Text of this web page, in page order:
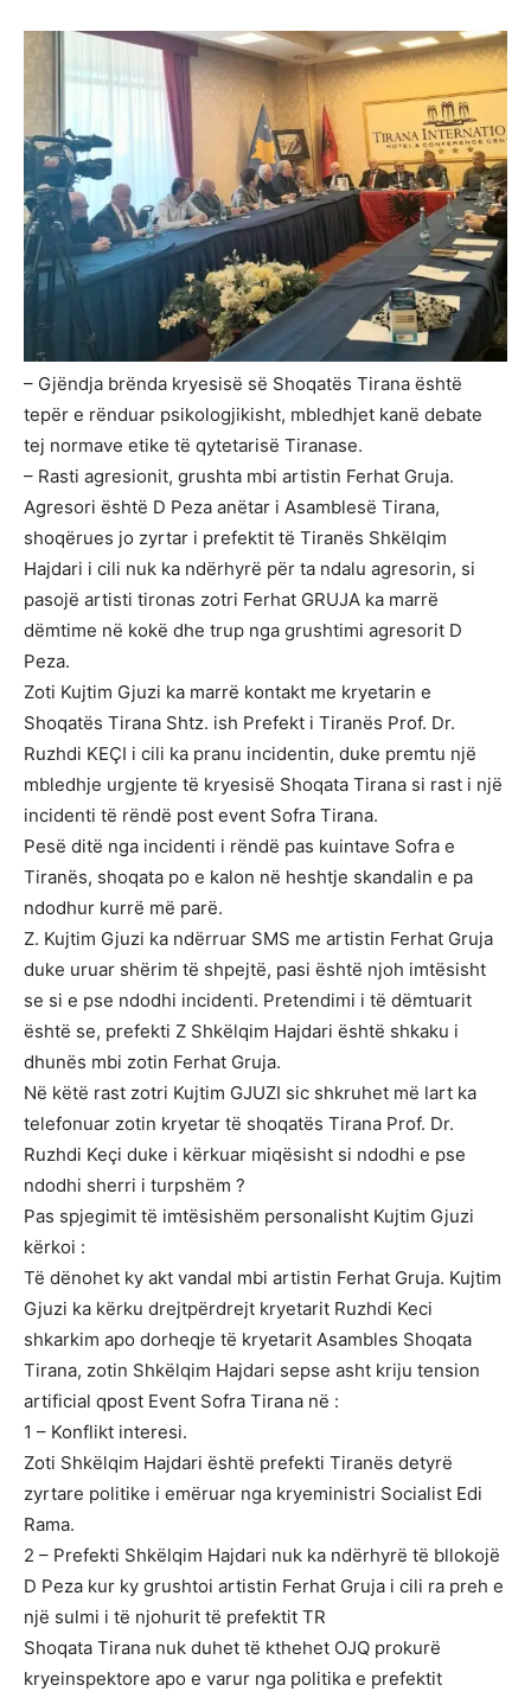
– Gjëndja brënda kryesisë së Shoqatës Tirana është
tepër e rënduar psikologjikisht, mbledhjet kanë debate
tej normave etike të qytetarisë Tiranase.
– Rasti agresionit, grushta mbi artistin Ferhat Gruja.
Agresori është D Peza anëtar i Asamblesë Tirana,
shoqërues jo zyrtar i prefektit të Tiranës Shkëlqim
Hajdari i cili nuk ka ndërhyrë për ta ndalu agresorin, si
pasojë artisti tironas zotri Ferhat GRUJA ka marrë
dëmtime në kokë dhe trup nga grushtimi agresorit D
Peza.
Zoti Kujtim Gjuzi ka marrë kontakt me kryetarin e
Shoqatës Tirana Shtz. ish Prefekt i Tiranës Prof. Dr.
Ruzhdi KEÇI i cili ka pranu incidentin, duke premtu një
mbledhje urgjente të kryesisë Shoqata Tirana si rast i një
incidenti të rëndë post event Sofra Tirana.
Pesë ditë nga incidenti i rëndë pas kuintave Sofra e
Tiranës, shoqata po e kalon në heshtje skandalin e pa
ndodhur kurrë më parë.
Z. Kujtim Gjuzi ka ndërruar SMS me artistin Ferhat Gruja
duke uruar shërim të shpejtë, pasi është njoh imtësisht
se si e pse ndodhi incidenti. Pretendimi i të dëmtuarit
është se, prefekti Z Shkëlqim Hajdari është shkaku i
dhunës mbi zotin Ferhat Gruja.
Në këtë rast zotri Kujtim GJUZI sic shkruhet më lart ka
telefonuar zotin kryetar të shoqatës Tirana Prof. Dr.
Ruzhdi Keçi duke i kërkuar miqësisht si ndodhi e pse
ndodhi sherri i turpshëm ?
Pas spjegimit të imtësishëm personalisht Kujtim Gjuzi
kërkoi :
Të dënohet ky akt vandal mbi artistin Ferhat Gruja. Kujtim
Gjuzi ka kërku drejtpërdrejt kryetarit Ruzhdi Keci
shkarkim apo dorheqje të kryetarit Asambles Shoqata
Tirana, zotin Shkëlqim Hajdari sepse asht kriju tension
artificial qpost Event Sofra Tirana në :
1 – Konflikt interesi.
Zoti Shkëlqim Hajdari është prefekti Tiranës detyrë
zyrtare politike i emëruar nga kryeministri Socialist Edi
Rama.
2 – Prefekti Shkëlqim Hajdari nuk ka ndërhyrë të bllokojë
D Peza kur ky grushtoi artistin Ferhat Gruja i cili ra preh e
një sulmi i të njohurit të prefektit TR
Shoqata Tirana nuk duhet të kthehet OJQ prokurë
kryeinspektore apo e varur nga politika e prefektit